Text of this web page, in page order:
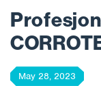
May 28, 2023